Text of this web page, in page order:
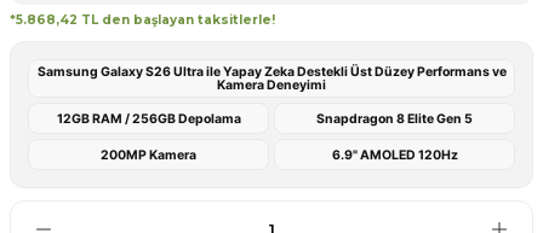
*5.868,42 TL den başlayan taksitlerle!
Samsung Galaxy S26 Ultra ile Yapay Zeka Destekli Üst Düzey Performans ve
Kamera Deneyimi
12GB RAM / 256GB Depolama Snapdragon 8 Elite Gen 5
200MP Kamera 6.9" AMOLED 120Hz